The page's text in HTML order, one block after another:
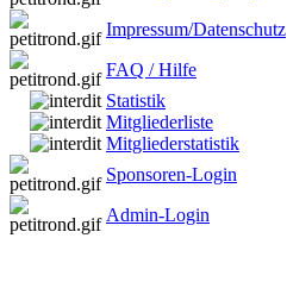
Impressum/Datenschutz
FAQ / Hilfe
Statistik
Mitgliederliste
Mitgliederstatistik
Sponsoren-Login
Admin-Login